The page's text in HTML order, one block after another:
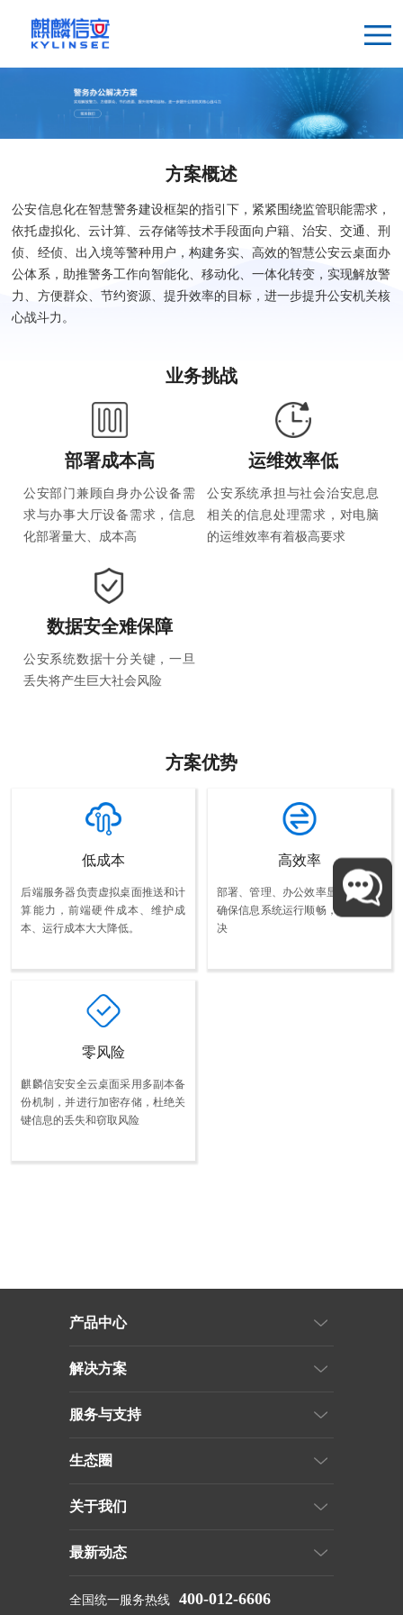
方案概述
公安信息化在智慧警务建设框架的指引下，紧紧围绕监管职能需求，
依托虚拟化、云计算、云存储等技术手段面向户籍、治安、交通、刑
侦、经侦、出入境等警种用户，构建务实、高效的智慧公安云桌面办
公体系，助推警务工作向智能化、移动化、一体化转变，实现解放警
力、方便群众、节约资源、提升效率的目标，进一步提升公安机关核
心战斗力。
业务挑战
部署成本高
公安部门兼顾自身办公设备需
求与办事大厅设备需求，信息
化部署量大、成本高
运维效率低
公安系统承担与社会治安息息
相关的信息处理需求，对电脑
的运维效率有着极高要求
数据安全难保障
公安系统数据十分关键，一旦
丢失将产生巨大社会风险
方案优势
低成本
后端服务器负责虚拟桌面推送和计
算能力，前端硬件成本、维护成
本、运行成本大大降低。
高效率
部署、管理、办公效率显著提升，
确保信息系统运行顺畅，故障秒解
决
零风险
麒麟信安安全云桌面采用多副本备
份机制，并进行加密存储，杜绝关
键信息的丢失和窃取风险
产品中心
解决方案
服务与支持
生态圈
关于我们
最新动态
全国统一服务热线 400-012-6606